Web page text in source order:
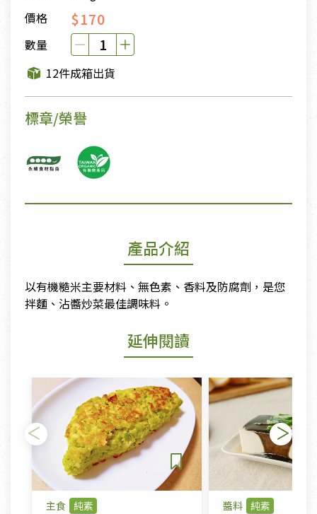
價格
$170
數量
12件成箱出貨
標章/榮譽
產品介紹
以有機糙米主要材料、無色素、香料及防腐劑，是您
拌麵、沾醬炒菜最佳調味料。
延伸閱讀
主食 純素 醬料 純素